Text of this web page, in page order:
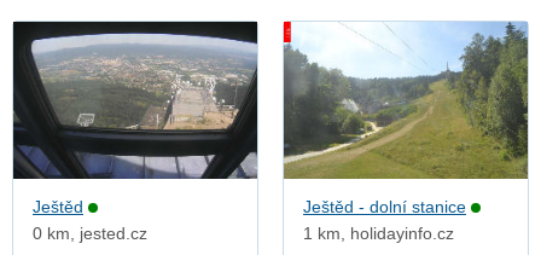
Ještěd
0 km, jested.cz
Ještěd - dolní stanice
1 km, holidayinfo.cz